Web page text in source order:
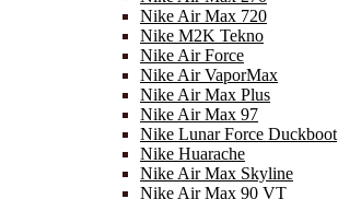
Nike Air Max 720
Nike M2K Tekno
Nike Air Force
Nike Air VaporMax
Nike Air Max Plus
Nike Air Max 97
Nike Lunar Force Duckboot
Nike Huarache
Nike Air Max Skyline
Nike Air Max 90 VT